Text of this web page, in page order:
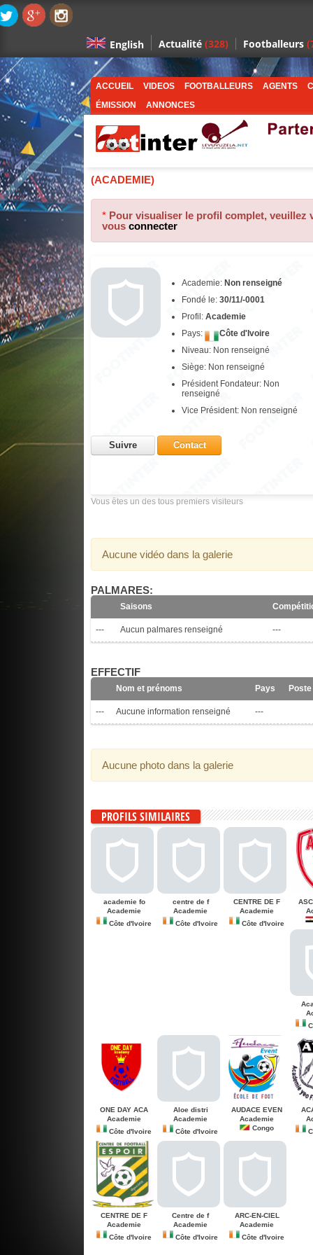
English Actualité (328) Footballeurs
ACCUEIL VIDEOS FOOTBALLEURS AGENTS
ÉMISSION
ANNONCES
(ACADEMIE)
* Pour visualiser le profil complet, veuillez
vous connecter
Academie: Non renseigné
Fondé le: 30/11/-0001
Profil: Academie
Pays:
Côte d'Ivoire
Niveau: Non renseigné
Siège: Non renseigné
Président Fondateur: Non
renseigné
Vice Président: Non renseigné
Suivre Contact
Vous êtes un des tous premiers visiteurs
Aucune vidéo dans la galerie
PALMARES:
Saisons
--- Aucun palmares renseigné ---
EFFECTIF
Nom et prénoms Pays Poste
--- Aucune information renseigné ---
Aucune photo dans la galerie
PROFILS SIMILAIRES
academie fo
Academie
Côte d'Ivoire
centre de f
Academie
Côte d'Ivoire
CENTRE DE F
Academie
Côte d'Ivoire
ONE DAY ACA
Academie
Côte d'Ivoire
Aloe distri
Academie
Côte d'Ivoire
AUDACE EVEN
Academie
Congo
CENTRE DE F
Academie
Côte d'Ivoire
Centre de f
Academie
Côte d'Ivoire
ARC-EN-CIEL
Academie
Côte d'Ivoire